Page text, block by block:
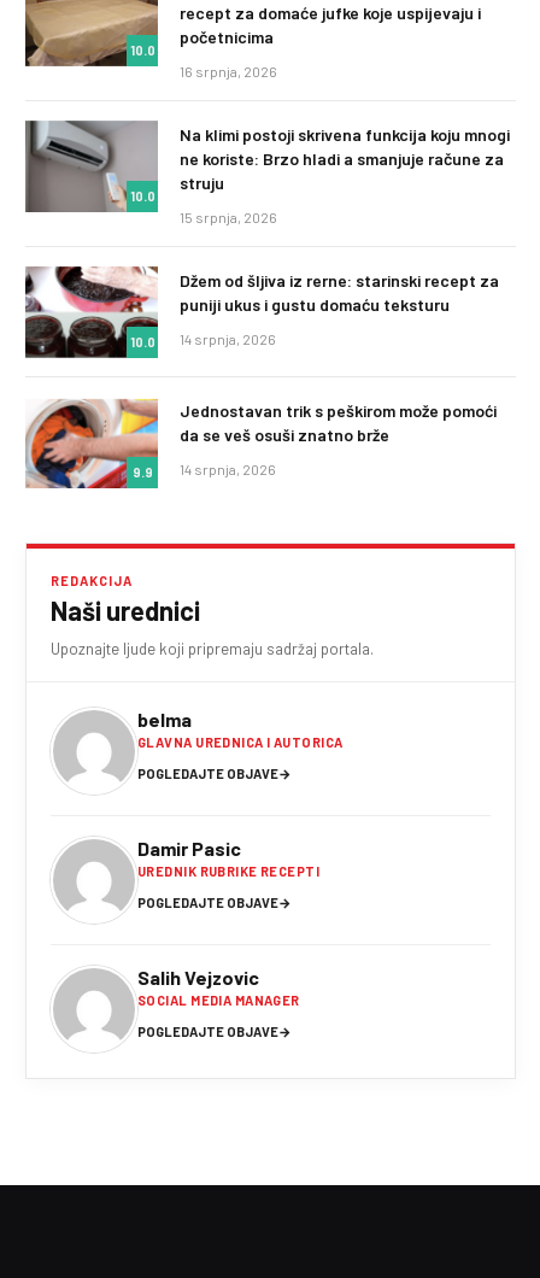
10.0
recept za domaće jufke koje uspijevaju i
početnicima
16 srpnja, 2026
10.0
Na klimi postoji skrivena funkcija koju mnogi
ne koriste: Brzo hladi a smanjuje račune za
struju
15 srpnja, 2026
10.0
Džem od šljiva iz rerne: starinski recept za
puniji ukus i gustu domaću teksturu
14 srpnja, 2026
9.9
Jednostavan trik s peškirom može pomoći
da se veš osuši znatno brže
14 srpnja, 2026
REDAKCIJA
Naši urednici
Upoznajte ljude koji pripremaju sadržaj portala.
belma
GLAVNA UREDNICA I AUTORICA
POGLEDAJTE OBJAVE→
Damir Pasic
UREDNIK RUBRIKE RECEPTI
POGLEDAJTE OBJAVE→
Salih Vejzovic
SOCIAL MEDIA MANAGER
POGLEDAJTE OBJAVE→